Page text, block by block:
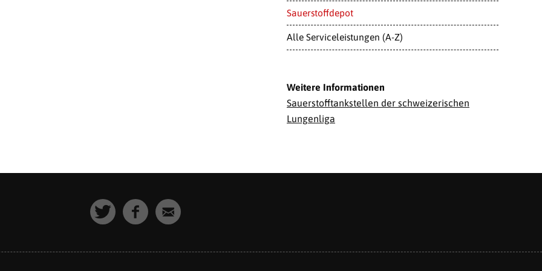
Sauerstoffdepot
Alle Serviceleistungen (A-Z)
Weitere Informationen
Sauerstofftankstellen der schweizerischen
Lungenliga